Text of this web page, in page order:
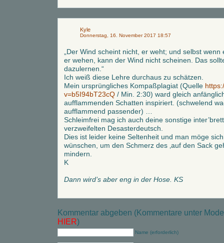
Kyle
Donnerstag, 16. November 2017 18:57
„Der Wind scheint nicht, er weht; und selbst
er wehen, kann der Wind nicht scheinen. Das
dazulernen.“
Ich weiß diese Lehre durchaus zu schätzen.
Mein ursprüngliches Kompaßplagiat (Quelle
v=b5I94bT23cQ / Min. 2:30) ward gleich
aufflammenden Schatten inspiriert. (schwelend
aufflammend passender) …
Schleimfrei mag ich auch deine sonstige
verzweifelten Desasterdeutsch.
Dies ist leider keine Seltenheit und man möge
wünschen, um den Schmerz des ‚auf den Sack
mindern.
K
Dann wird’s aber eng in der Hose. KS
Kommentar abgeben (Kommentare unter
HIER)
Name (erforderlich)